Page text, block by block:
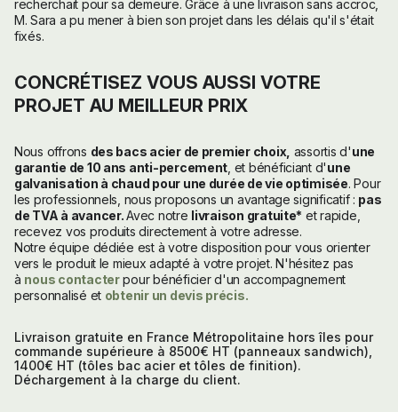
recherchait pour sa demeure. Grâce à une livraison sans accroc,
M. Sara a pu mener à bien son projet dans les délais qu'il s'était
fixés.
CONCRÉTISEZ VOUS AUSSI VOTRE
PROJET AU MEILLEUR PRIX
Nous offrons des bacs acier de premier choix, assortis d'une
garantie de 10 ans anti-percement , et bénéficiant d'une
galvanisation à chaud pour une durée de vie optimisée. Pour
les professionnels, nous proposons un avantage significatif : pas
de TVA à avancer.Avec notre livraison gratuite* et rapide,
recevez vos produits directement à votre adresse.
Notre équipe dédiée est à votre disposition pour vous orienter
vers le produit le mieux adapté à votre projet. N'hésitez pas
à nous contacterpour bénéficier d'un accompagnement
personnalisé et obtenir un devis précis.
Livraison gratuite en France Métropolitaine hors îles pour
commande supérieure à 8500€ HT (panneaux sandwich),
1400€ HT (tôles bac acier et tôles de finition).
Déchargement à la charge du client.